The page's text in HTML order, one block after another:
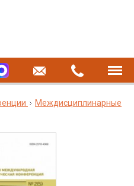
Междисциплинарные